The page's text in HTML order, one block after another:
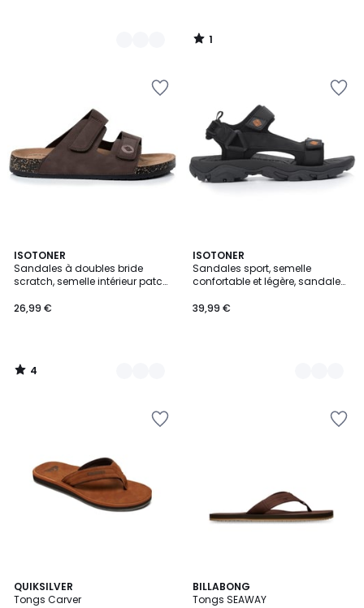
1
/
ISOTONER
Sandales à doubles bride
scratch, semelle intérieur patch
26,99 €
4
/
5
2
Couleurs
4
/
ISOTONER
Sandales sport, semelle
confortable et légère, sandale
faciles a enfiler
39,99 €
4
Couleurs
QUIKSILVER
Tongs Carver
5
/
5
Couleurs
BILLABONG
Tongs SEAWAY
2
Couleurs